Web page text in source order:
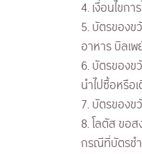
4. เงื่อนไขก
5. บัตรของข
อาหาร บิลเพ
6. บัตรของข
นำไปซื้อหรือ
7. บัตรของข
8. โลตัส ขอ
กรณีที่บัตรช